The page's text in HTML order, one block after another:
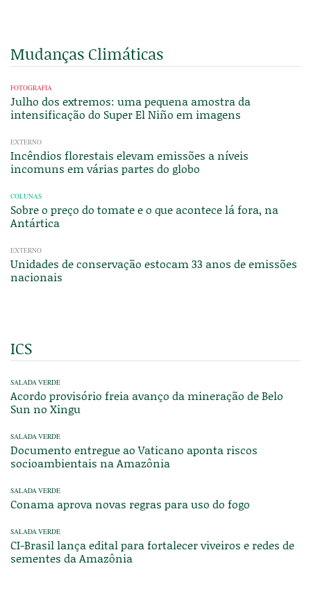
Mudanças Climáticas
FOTOGRAFIA
Julho dos extremos: uma pequena amostra da
intensificação do Super El Niño em imagens
EXTERNO
Incêndios florestais elevam emissões a níveis
incomuns em várias partes do globo
COLUNAS
Sobre o preço do tomate e o que acontece lá fora, na
Antártica
EXTERNO
Unidades de conservação estocam 33 anos de emissões
nacionais
ICS
SALADA VERDE
Acordo provisório freia avanço da mineração de Belo
Sun no Xingu
SALADA VERDE
Documento entregue ao Vaticano aponta riscos
socioambientais na Amazônia
SALADA VERDE
Conama aprova novas regras para uso do fogo
SALADA VERDE
CI-Brasil lança edital para fortalecer viveiros e redes de
sementes da Amazônia